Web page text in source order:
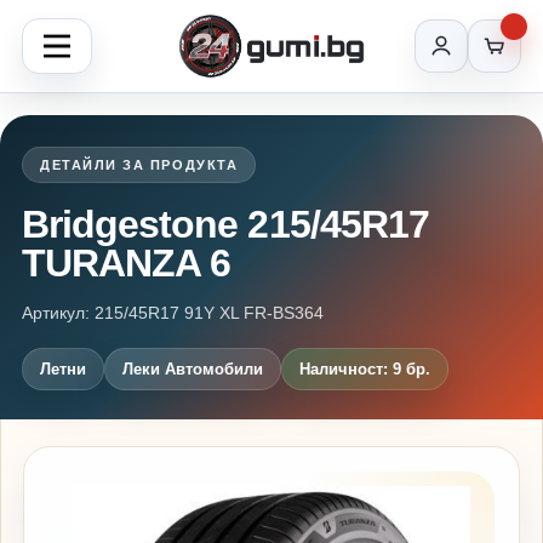
ДЕТАЙЛИ ЗА ПРОДУКТА
Bridgestone 215/45R17
TURANZA 6
Артикул: 215/45R17 91Y XL FR-BS364
Летни Леки Автомобили Наличност: 9 бр.